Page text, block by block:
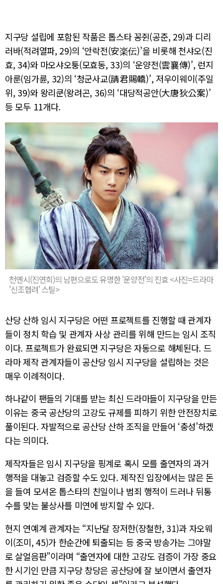
지구당 설립에 포함된 작품은 톱스타 꽁쥔(공준, 29)과 디리
러바(적려열파, 29)의 ‘안락전(安楽伝)’을 비롯해 천샤오(진
효, 34)와 마오샤오퉁(모효동, 33)의 ‘운양전(雲襄傳)’, 런지
아룬(임가륜, 32)의 ‘청군사교(請君賜轎)’, 저우이웨이(주일
위, 39)와 왕리쿤(왕려곤, 36)의 ‘대당적공안(大唐狄公案)’
등 모두 11개다.
천옌시(진연희)의 남편으로도 유명한 '운양전'의 진효 <사진=드라마
'신조협려' 스틸>
산당 산하 임시 지구당은 어떤 프로젝트를 진행할 때 관계자
들이 정치 학습 및 관계자 사상 관리를 위해 만드는 임시 조직
이다. 프로젝트가 완료되면 지구당은 자동으로 해체된다. 드
라마 제작 관계자들이 공산당 임시 지구당을 설립하는 것은
매우 이례적이다.
하나같이 팬들의 기대를 받는 최신 드라마들이 지구당을 만든
이유는 중국 공산당의 고강도 규제를 피하기 위한 안전장치로
풀이된다. 자발적으로 공산당 산하 조직을 만들어 ‘충성’하겠
다는 의미다.
제작자들은 임시 지구당을 핑계로 혹시 모를 출연자의 과거
행적을 대놓고 검증할 수도 있다. 제작진 입장에서는 많은 돈
을 들여 모셔온 톱스타의 친일이나 범죄 행적이 드러나 뒤통
수를 맞는 불상사를 미연에 방지할 수 있다.
현지 연예계 관계자는 “지난달 장저한(장철한, 31)과 자오웨
이(조미, 45)가 한순간에 퇴출되는 등 중국 방송가는 그야말
로 살얼음판”이라며 “출연자에 대한 고강도 검증이 가장 중요
한 시기인 만큼 지구당 창당은 공산당에 잘 보이면서 출연자